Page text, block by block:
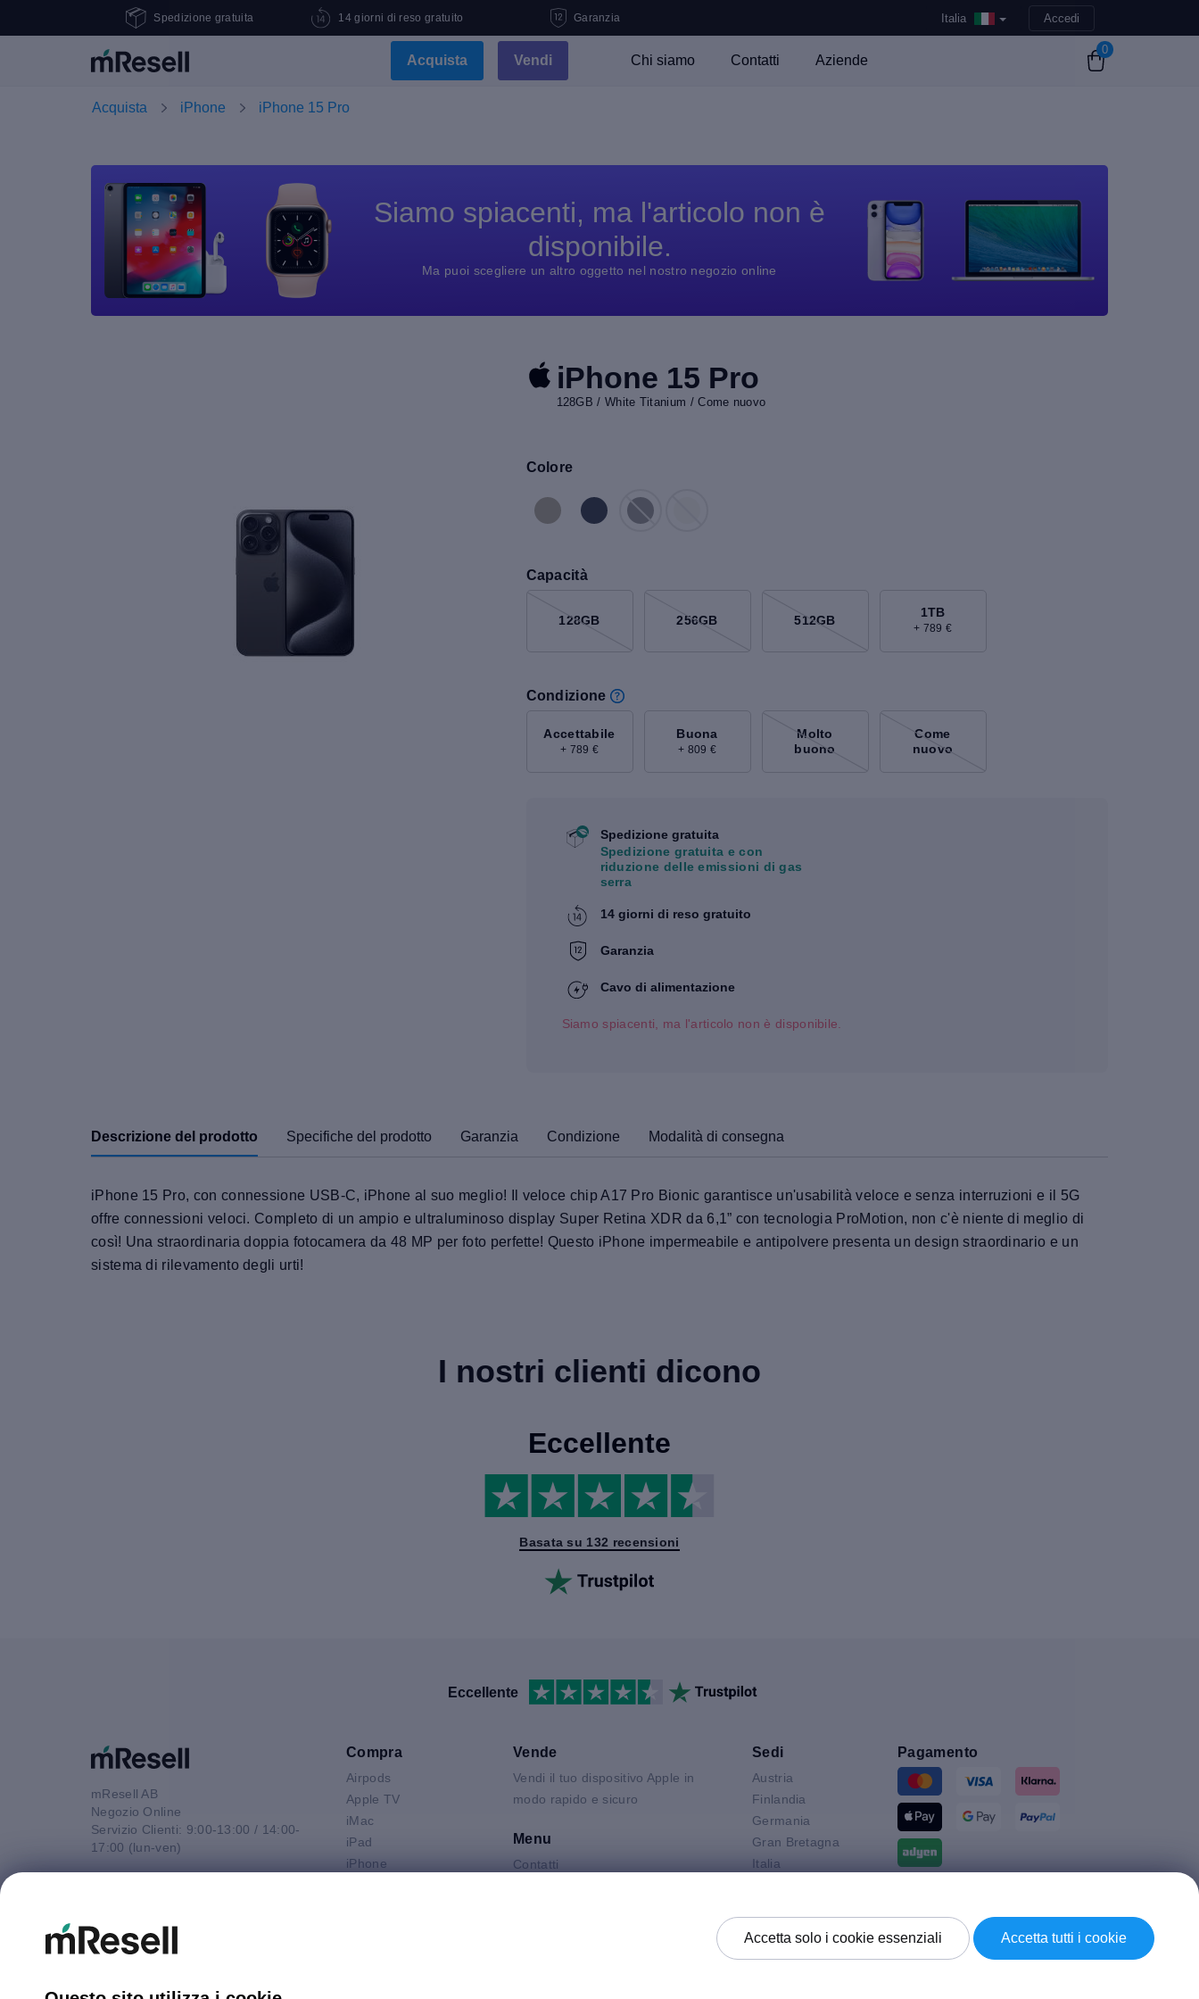
Spedizione gratuita 14 giorni di reso gratuito Garanzia Italia Accedi
Acquista Vendi Chi siamo Contatti Aziende
0
Acquista iPhone iPhone 15 Pro
Siamo spiacenti, ma l'articolo non è
disponibile.
Ma puoi scegliere un altro oggetto nel nostro negozio online
iPhone 15 Pro
128GB / White Titanium / Come nuovo
Colore
Capacità
128GB 256GB 512GB
1TB
+ 789 €
Condizione
Accettabile
+ 789 €
Buona
+ 809 €
Molto
buono
Come
nuovo
Spedizione gratuita
Spedizione gratuita e con
riduzione delle emissioni di gas
serra
14 giorni di reso gratuito
Garanzia
Cavo di alimentazione
Siamo spiacenti, ma l'articolo non è disponibile.
Descrizione del prodotto Specifiche del prodotto Garanzia Condizione Modalità di consegna
iPhone 15 Pro, con connessione USB-C, iPhone al suo meglio! Il veloce chip A17 Pro Bionic garantisce un'usabilità veloce e senza interruzioni e il 5G
offre connessioni veloci. Completo di un ampio e ultraluminoso display Super Retina XDR da 6,1” con tecnologia ProMotion, non c'è niente di meglio di
così! Una straordinaria doppia fotocamera da 48 MP per foto perfette! Questo iPhone impermeabile e antipolvere presenta un design straordinario e un
sistema di rilevamento degli urti!
I nostri clienti dicono
Eccellente
Basata su 132 recensioni
Eccellente
mResell AB
Negozio Online
Servizio Clienti: 9:00-13:00 / 14:00-
17:00 (lun-ven)
Compra
Airpods
Apple TV
iMac
iPad
iPhone
Vende
Vendi il tuo dispositivo Apple in
modo rapido e sicuro
Menu
Contatti
Sedi
Austria
Finlandia
Germania
Gran Bretagna
Italia
Pagamento
Accetta solo i cookie essenziali Accetta tutti i cookie